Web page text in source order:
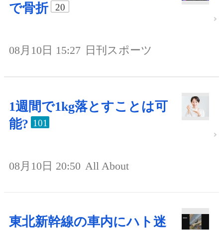
で骨折
20
08月10日 15:27 日刊スポーツ
1週間で1kg落とすことは可
能? 101
08月10日 20:50 All About
東北新幹線の車内にハト迷